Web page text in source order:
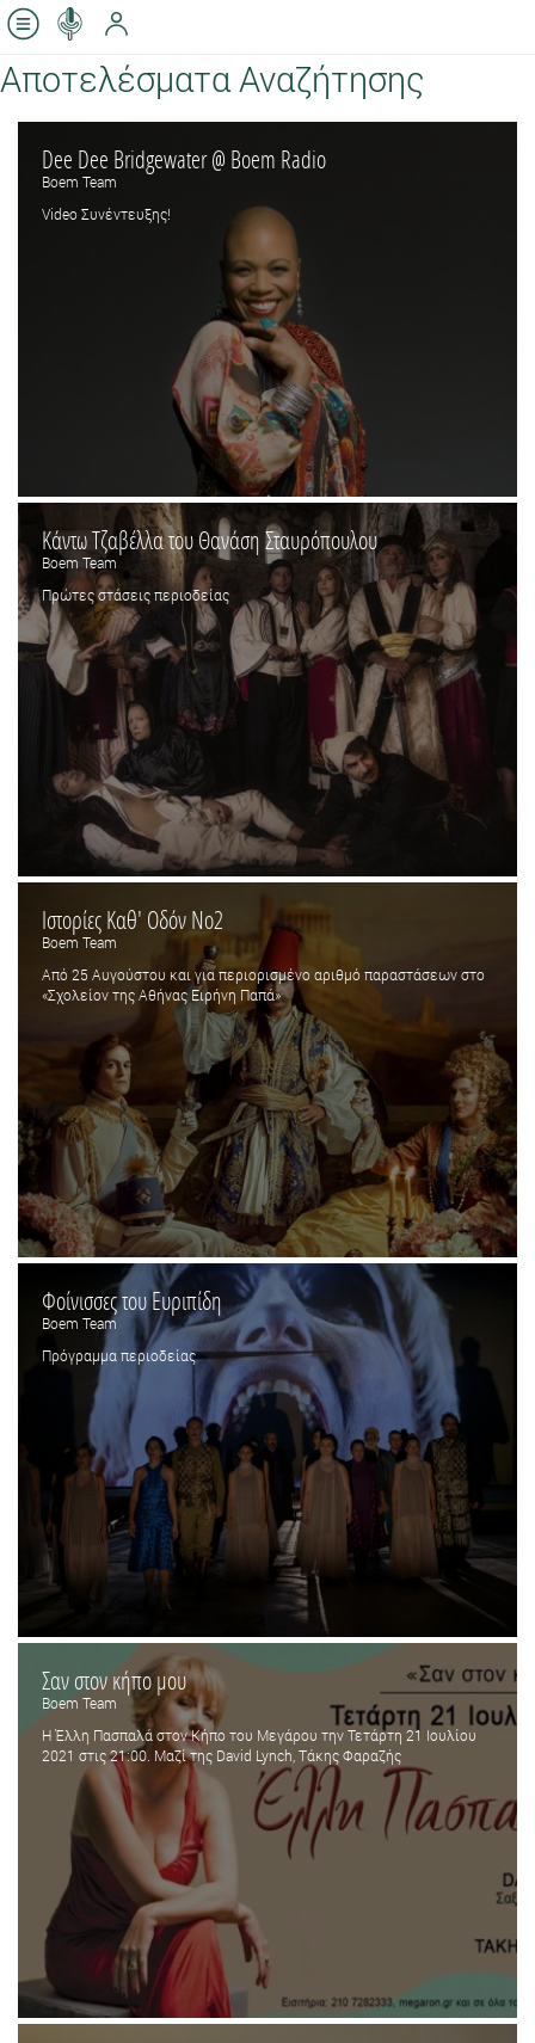
Αποτελέσματα Αναζήτησης
Dee Dee Bridgewater @ Boem Radio
Boem Team
Video Συνέντευξης!
Κάντω Τζαβέλλα του Θανάση Σταυρόπουλου
Boem Team
Πρώτες στάσεις περιοδείας
Ιστορίες Καθ' Οδόν Νο2
Boem Team
Από 25 Αυγούστου και για περιορισμένο αριθμό παραστάσεων στο
«Σχολείον της Αθήνας Ειρήνη Παπά»
Φοίνισσες του Ευριπίδη
Boem Team
Πρόγραμμα περιοδείας
Σαν στον κήπο μου
Boem Team
H Έλλη Πασπαλά στον Κήπο του Μεγάρου την Τετάρτη 21 Ιουλίου
2021 στις 21:00. Μαζί της David Lynch, Tάκης Φαραζής